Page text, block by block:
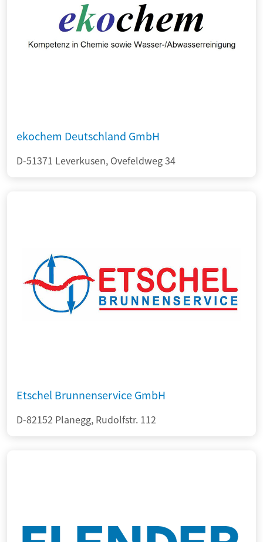
ekochem Deutschland GmbH
D-51371 Leverkusen, Ovefeldweg 34
Etschel Brunnenservice GmbH
D-82152 Planegg, Rudolfstr. 112